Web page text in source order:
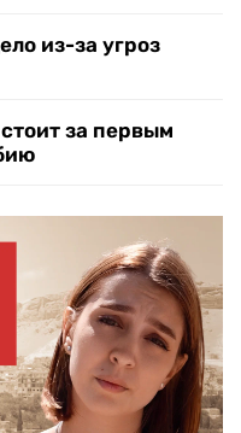
из-за угроз
за первым